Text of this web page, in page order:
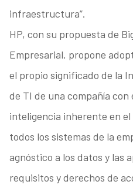
infraestructura”.
HP, con su propuesta de
Empresarial, propone
el propio significado de la
de TI de una compañía
inteligencia inherente en
todos los sistemas de la
agnóstico a los datos y las
requisitos y derechos de